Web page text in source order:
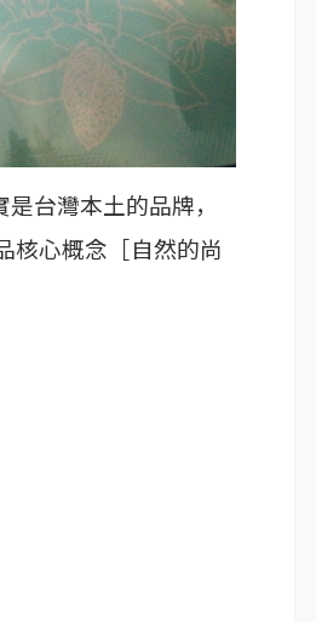
是台灣本土的品牌，
核心概念［自然的尚